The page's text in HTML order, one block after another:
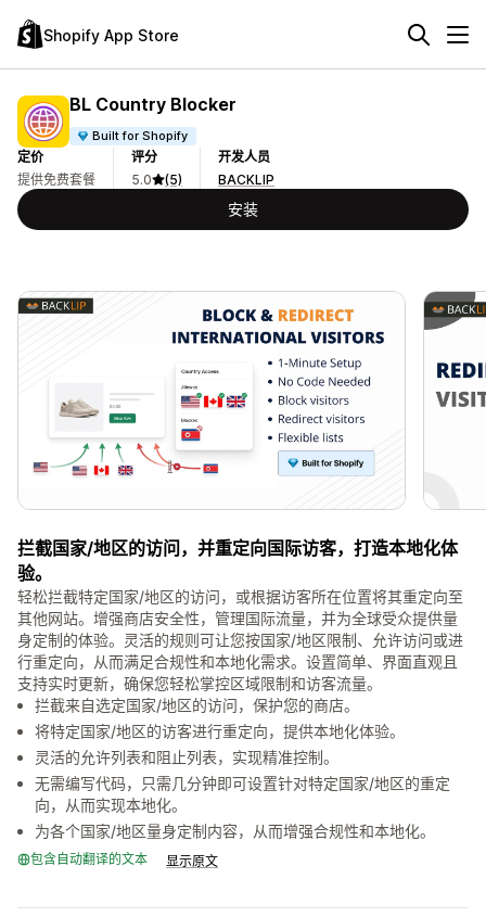
Shopify App Store
BL Country Blocker
Built for Shopify
定价
提供免费套餐
评分
5.0
(5)
开发人员
BACKLIP
安装
拦截国家/地区的访问，并重定向国际访客，打造本地化体
验。
轻松拦截特定国家/地区的访问，或根据访客所在位置将其重定向至
其他网站。增强商店安全性，管理国际流量，并为全球受众提供量
身定制的体验。灵活的规则可让您按国家/地区限制、允许访问或进
行重定向，从而满足合规性和本地化需求。设置简单、界面直观且
支持实时更新，确保您轻松掌控区域限制和访客流量。
拦截来自选定国家/地区的访问，保护您的商店。
将特定国家/地区的访客进行重定向，提供本地化体验。
灵活的允许列表和阻止列表，实现精准控制。
无需编写代码，只需几分钟即可设置针对特定国家/地区的重定
向，从而实现本地化。
为各个国家/地区量身定制内容，从而增强合规性和本地化。
包含自动翻译的文本 显示原文